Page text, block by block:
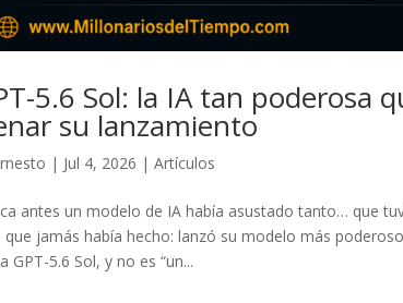
5.6 Sol: la IA tan poderosa
su lanzamiento
| Jul 4, 2026 |Artículos
antes un modelo de IA había asustado tanto… que
que jamás había hecho: lanzó su modelo más
GPT-5.6 Sol, y no es “un...